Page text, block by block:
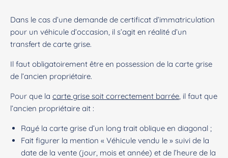
Dans le cas d’une demande de certificat d’immatriculation
pour un véhicule d’occasion, il s’agit en réalité d’un
transfert de carte grise.
Il faut obligatoirement être en possession de la carte grise
de l’ancien propriétaire.
Pour que la carte grise soit correctement barrée, il faut que
l’ancien propriétaire ait :
Rayé la carte grise d’un long trait oblique en diagonal ;
Fait figurer la mention « Véhicule vendu le » suivi de la
date de la vente (jour, mois et année) et de l’heure de la